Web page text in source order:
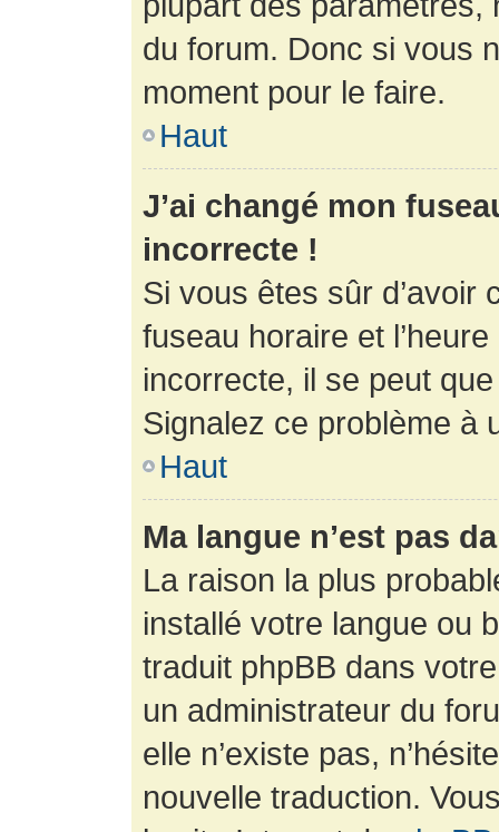
du forum. Donc si vous
moment pour le faire.
Haut
J’ai changé mon
incorrecte !
Si vous êtes sûr d’avoir
fuseau horaire et
incorrecte, il se peut
Signalez ce problème à
Haut
Ma langue n’est pas
La raison la plus
installé votre langue ou
traduit phpBB dans
un administrateur du
elle n’existe pas,
nouvelle traduction.